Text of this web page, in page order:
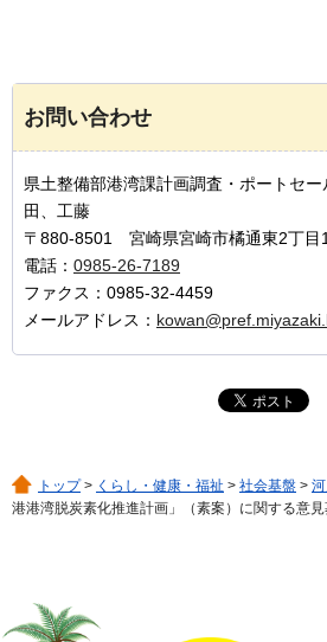
お問い合わせ
県土整備部港湾課計画調査・ポートセ
田、工藤
〒880-8501 宮崎県宮崎市橘通東2丁目
電話： 0985-26-7189
ファクス：0985-32-4459
メールアドレス：
トップ> くらし・健康・福祉 > 社会基盤 >
港港湾脱炭素化推進計画」（素案）に関する意